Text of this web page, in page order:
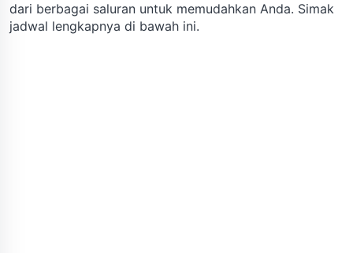
dari berbagai saluran untuk memudahkan Anda. Simak
jadwal lengkapnya di bawah ini.